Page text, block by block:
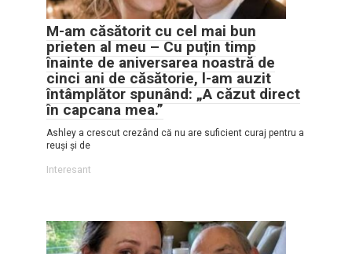
M-am căsătorit cu cel mai bun
prieten al meu – Cu puțin timp
înainte de aniversarea noastră de
cinci ani de căsătorie, l-am auzit
întâmplător spunând: „A căzut direct
în capcana mea.”
Ashley a crescut crezând că nu are suficient curaj pentru a
reuși și de
Interesant